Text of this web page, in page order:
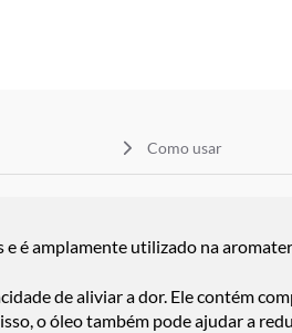
Como usar
é amplamente utilizado na
de aliviar a dor. Ele contém
o óleo também pode ajudar a